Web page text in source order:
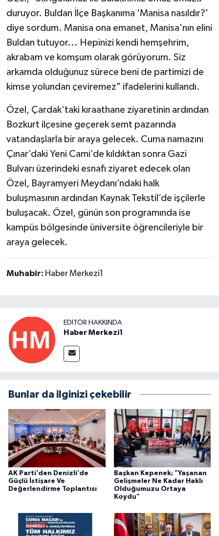
duruyor. Buldan İlçe Başkanıma 'Manisa nasıldır?'
diye sordum. Manisa ona emanet, Manisa'nın elini
Buldan tutuyor... Hepinizi kendi hemşehrim,
akrabam ve komşum olarak görüyorum. Siz
arkamda olduğunuz sürece beni de partimizi de
kimse yolundan çeviremez" ifadelerini kullandı.
Özel, Çardak’taki kıraathane ziyaretinin ardından
Bozkurt ilçesine geçerek semt pazarında
vatandaşlarla bir araya gelecek. Cuma namazını
Çınar’daki Yeni Cami’de kıldıktan sonra Gazi
Bulvarı üzerindeki esnafı ziyaret edecek olan
Özel, Bayramyeri Meydanı’ndaki halk
buluşmasının ardından Kaynak Tekstil’de işçilerle
buluşacak. Özel, günün son programında ise
kampüs bölgesinde üniversite öğrencileriyle bir
araya gelecek.
Muhabir: Haber Merkezi1
EDITÖR HAKKINDA
Haber Merkezi1
Bunlar da ilginizi çekebilir
AK Parti’den Denizli’de
Güçlü İstişare Ve
Değerlendirme Toplantısı
Başkan Kepenek; "Yaşanan
Gelişmeler Ne Kadar Haklı
Olduğumuzu Ortaya
Koydu"